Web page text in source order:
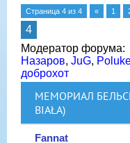
Страница 4 из 4 « 1
4
Модератор форума:
Назаров, JuG,
доброхот
МЕМОРИАЛ
BIAŁA)
Fannat